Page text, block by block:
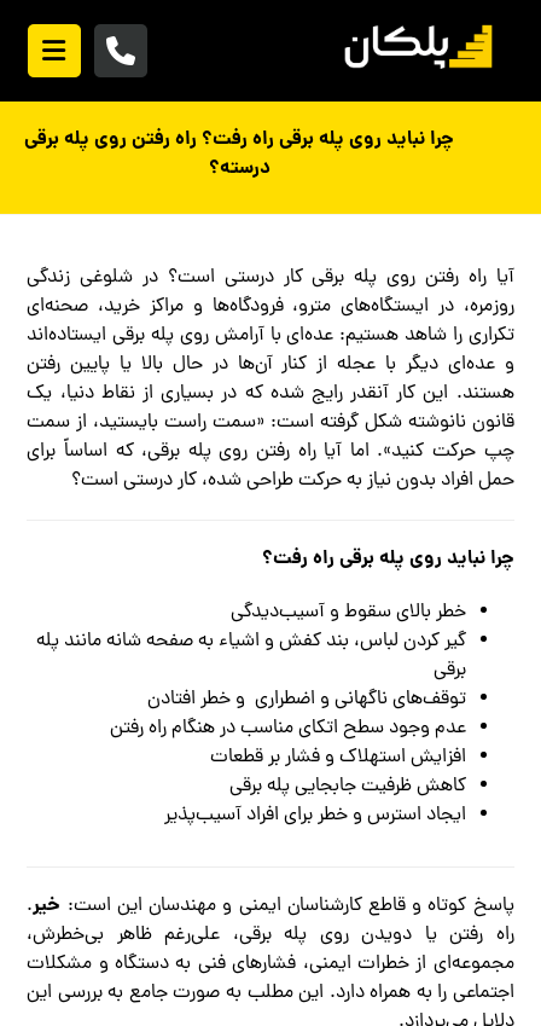
چرا نباید روی پله برقی راه رفت؟ راه رفتن روی پله برقی
درسته؟
آیا راه رفتن روی پله برقی کار درستی است؟ در شلوغی زندگی
روزمره، در ایستگاه‌های مترو، فرودگاه‌ها و مراکز خرید، صحنه‌ای
تکراری را شاهد هستیم: عده‌ای با آرامش روی پله برقی ایستاده‌اند
و عده‌ای دیگر با عجله از کنار آن‌ها در حال بالا یا پایین رفتن
هستند. این کار آنقدر رایج شده که در بسیاری از نقاط دنیا، یک
قانون نانوشته شکل گرفته است: «سمت راست بایستید، از سمت
چپ حرکت کنید». اما آیا راه رفتن روی پله برقی، که اساساً برای
حمل افراد بدون نیاز به حرکت طراحی شده، کار درستی است؟
چرا نباید روی پله برقی راه رفت؟
خطر بالای سقوط و آسیب‌دیدگی
گیر کردن لباس، بند کفش و اشیاء به صفحه شانه مانند پله
برقی
توقف‌های ناگهانی و اضطراری و خطر افتادن
عدم وجود سطح اتکای مناسب در هنگام راه رفتن
افزایش استهلاک و فشار بر قطعات
کاهش ظرفیت جابجایی پله برقی
ایجاد استرس و خطر برای افراد آسیب‌پذیر
پاسخ کوتاه و قاطع کارشناسان ایمنی و مهندسان این است: خیر.
راه رفتن یا دویدن روی پله برقی، علی‌رغم ظاهر بی‌خطرش،
مجموعه‌ای از خطرات ایمنی، فشارهای فنی به دستگاه و مشکلات
اجتماعی را به همراه دارد. این مطلب به صورت جامع به بررسی این